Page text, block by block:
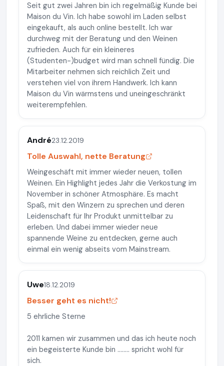
Seit gut zwei Jahren bin ich regelmäßig Kunde bei
Maison du Vin. Ich habe sowohl im Laden selbst
eingekauft, als auch online bestellt. Ich war
durchweg mit der Beratung und den Weinen
zufrieden. Auch für ein kleineres
(Studenten-)budget wird man schnell fündig. Die
Mitarbeiter nehmen sich reichlich Zeit und
verstehen viel von ihrem Handwerk. Ich kann
Maison du Vin wärmstens und uneingeschränkt
weiterempfehlen.
André23.12.2019
Tolle Auswahl, nette Beratung
Weingeschäft mit immer wieder neuen, tollen
Weinen. Ein Highlight jedes Jahr die Verkostung im
November in schöner Atmosphäre. Es macht
Spaß, mit den Winzern zu sprechen und deren
Leidenschaft für Ihr Produkt unmittelbar zu
erleben. Und dabei immer wieder neue
spannende Weine zu entdecken, gerne auch
einmal ein wenig abseits vom Mainstream.
Uwe18.12.2019
Besser geht es nicht!
5 ehrliche Sterne
2011 kamen wir zusammen und das ich heute noch
ein begeisterte Kunde bin ........ spricht wohl für
sich.